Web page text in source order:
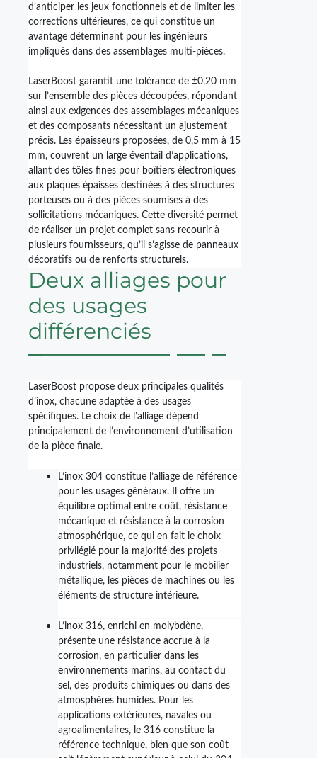
d’anticiper les jeux fonctionnels et de limiter les
corrections ultérieures, ce qui constitue un
avantage déterminant pour les ingénieurs
impliqués dans des assemblages multi-pièces.
LaserBoost garantit une tolérance de ±0,20 mm
sur l’ensemble des pièces découpées, répondant
ainsi aux exigences des assemblages mécaniques
et des composants nécessitant un ajustement
précis. Les épaisseurs proposées, de 0,5 mm à 15
mm, couvrent un large éventail d’applications,
allant des tôles fines pour boîtiers électroniques
aux plaques épaisses destinées à des structures
porteuses ou à des pièces soumises à des
sollicitations mécaniques. Cette diversité permet
de réaliser un projet complet sans recourir à
plusieurs fournisseurs, qu’il s’agisse de panneaux
décoratifs ou de renforts structurels.
Deux alliages pour
des usages
différenciés
LaserBoost propose deux principales qualités
d’inox, chacune adaptée à des usages
spécifiques. Le choix de l’alliage dépend
principalement de l’environnement d’utilisation
de la pièce finale.
L’inox 304 constitue l’alliage de référence
pour les usages généraux. Il offre un
équilibre optimal entre coût, résistance
mécanique et résistance à la corrosion
atmosphérique, ce qui en fait le choix
privilégié pour la majorité des projets
industriels, notamment pour le mobilier
métallique, les pièces de machines ou les
éléments de structure intérieure.
L’inox 316, enrichi en molybdène,
présente une résistance accrue à la
corrosion, en particulier dans les
environnements marins, au contact du
sel, des produits chimiques ou dans des
atmosphères humides. Pour les
applications extérieures, navales ou
agroalimentaires, le 316 constitue la
référence technique, bien que son coût